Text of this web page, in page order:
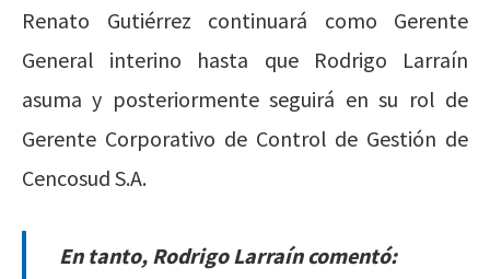
Renato Gutiérrez continuará como Gerente
General interino hasta que Rodrigo Larraín
asuma y posteriormente seguirá en su rol de
Gerente Corporativo de Control de Gestión de
Cencosud S.A.
En tanto, Rodrigo Larraín comentó: